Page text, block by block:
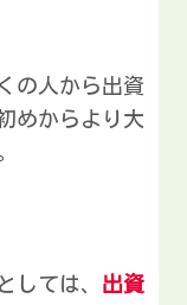
の人から出資
めからより大
しては、 出資